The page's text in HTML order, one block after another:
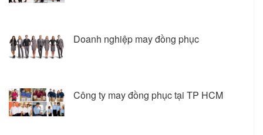
Doanh nghiệp may đồng phục
Công ty may đồng phục tại TP HCM